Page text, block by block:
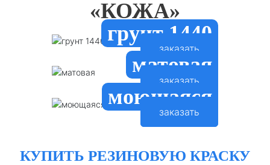
«КОЖА»
грунт 1440
заказать
матовая
заказать
моющаяся
заказать
КУПИТЬ РЕЗИНОВУЮ КРАСКУ